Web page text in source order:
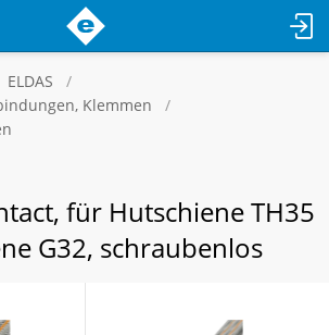
ELDAS
Klemmen
für Hutschiene TH35
G32, schraubenlos